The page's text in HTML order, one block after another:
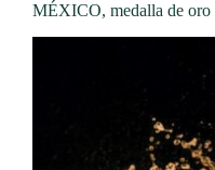
MÉXICO, medalla de oro